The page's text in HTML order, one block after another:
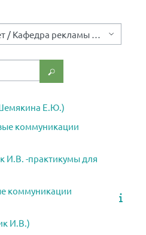
Поиск курса
Е.Ю.)
коммуникации
И.В. -практикумы для
коммуникации
И.В.)